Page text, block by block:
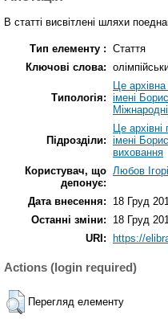
В статті висвітлені шляхи
Тип елементу : Стаття
Ключові слова:
Типологія:
Це
імені
Міжнародні
Підрозділи:
Це архівні
імені
виховання
Користувач, що
депонує:
Любов
Дата внесення:
18 Груд
Останні зміни:
18 Груд
URI:
https://
Actions (login required)
Перегляд елементу